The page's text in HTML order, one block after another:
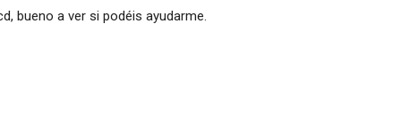
bueno a ver si podéis ayudarme.